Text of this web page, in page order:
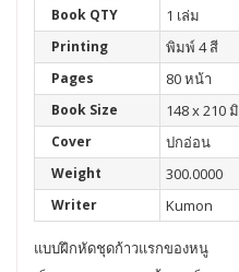
Book QTY 1 เล่ม
Printing พิมพ์ 4 สี
Pages 80 หน้า
Book Size 148 x 210
Cover ปกอ่อน
Weight 300.0000
Writer Kumon
แบบฝึกหัดชุดก้าวแรกของหนู